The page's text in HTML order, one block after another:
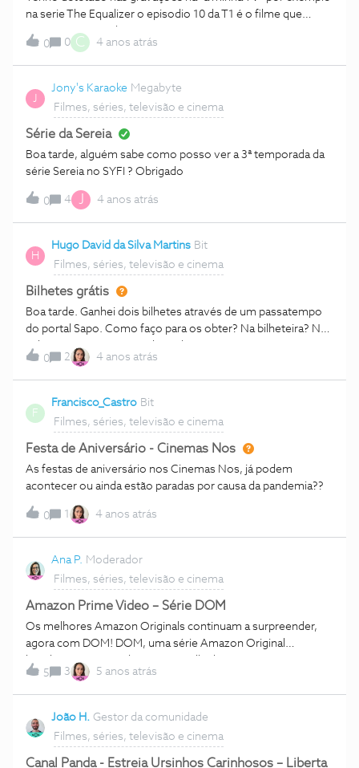
na serie The Equalizer o episodio 10 da T1 é o filme que
estava programado a seguir ao mesmo. Na App TVCine+ a
serie The Equalizer T1 só começa no episodio 6!!!
0 0 C 4 anos atrás
J
Jony's Karaoke Megabyte
Filmes, séries, televisão e cinema
Série da Sereia
Boa tarde, alguém sabe como posso ver a 3ª temporada da
série Sereia no SYFI ? Obrigado
0 4 J 4 anos atrás
H
Hugo David da Silva Martins Bit
Filmes, séries, televisão e cinema
Bilhetes grátis
Boa tarde. Ganhei dois bilhetes através de um passatempo
do portal Sapo. Como faço para os obter? Na bilheteira? Na
aplicação não consigo. Obrigado.
0
2 4 anos atrás
F
Francisco_Castro Bit
Filmes, séries, televisão e cinema
Festa de Aniversário - Cinemas Nos
As festas de aniversário nos Cinemas Nos, já podem
acontecer ou ainda estão paradas por causa da pandemia??
0 1 4 anos atrás
Ana P. Moderador
Filmes, séries, televisão e cinema
Amazon Prime Video – Série DOM
Os melhores Amazon Originals continuam a surpreender,
agora com DOM! DOM, uma série Amazon Original
brasileira, é o novo destaque que lhe bate à porta.
Experimente grátis na sua UMA TV 30 dias de Prime Video e
aceda aos melhores filmes e séries! 😉 DOM conta a história
de Victor, um polícia que dedica a sua vida a combater os
narcotraficantes no Brasil para ajudar o seu filho Pedro, um
toxicodependente que se tornou num dos criminosos mais
procurados do país. Composta por 8 episódios, a série
5 3 5 anos atrás
João H. Gestor da comunidade
Filmes, séries, televisão e cinema
Canal Panda - Estreia Ursinhos Carinhosos – Liberta